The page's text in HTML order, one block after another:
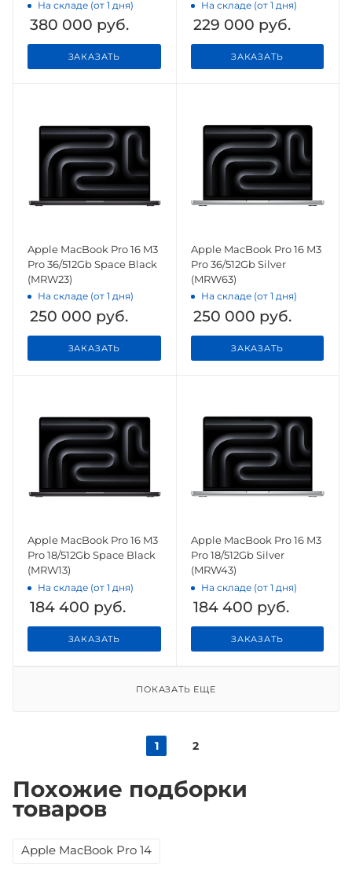
На складе (от 1 дня)
380 000 руб.
ЗАКАЗАТЬ
На складе (от 1 дня)
229 000 руб.
ЗАКАЗАТЬ
Apple MacBook Pro 16 M3
Pro 36/512Gb Space Black
(MRW23)
На складе (от 1 дня)
250 000 руб.
ЗАКАЗАТЬ
Apple MacBook Pro 16 M3
Pro 36/512Gb Silver
(MRW63)
На складе (от 1 дня)
250 000 руб.
ЗАКАЗАТЬ
Apple MacBook Pro 16 M3
Pro 18/512Gb Space Black
(MRW13)
На складе (от 1 дня)
184 400 руб.
ЗАКАЗАТЬ
Apple MacBook Pro 16 M3
Pro 18/512Gb Silver
(MRW43)
На складе (от 1 дня)
184 400 руб.
ЗАКАЗАТЬ
ПОКАЗАТЬ ЕЩЕ
1 2
Похожие подборки
товаров
Apple MacBook Pro 14